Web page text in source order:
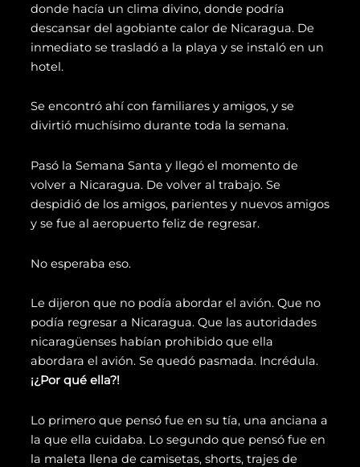
donde hacía un clima divino, donde podría
descansar del agobiante calor de Nicaragua. De
inmediato se trasladó a la playa y se instaló en un
hotel.
Se encontró ahí con familiares y amigos, y se
divirtió muchísimo durante toda la semana.
Pasó la Semana Santa y llegó el momento de
volver a Nicaragua. De volver al trabajo. Se
despidió de los amigos, parientes y nuevos amigos
y se fue al aeropuerto feliz de regresar.
No esperaba eso.
Le dijeron que no podía abordar el avión. Que no
podía regresar a Nicaragua. Que las autoridades
nicaragüenses habían prohibido que ella
abordara el avión. Se quedó pasmada. Incrédula.
¡¿Por qué ella?!
Lo primero que pensó fue en su tía, una anciana a
la que ella cuidaba. Lo segundo que pensó fue en
la maleta llena de camisetas, shorts, trajes de